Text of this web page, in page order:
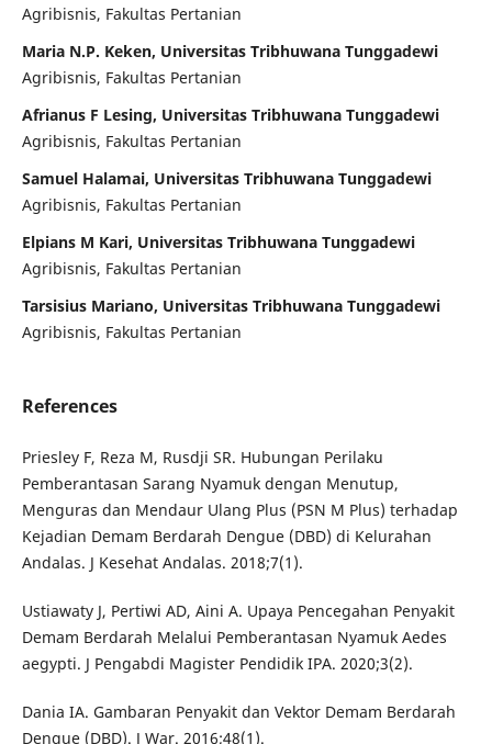
Agribisnis, Fakultas Pertanian
Maria N.P. Keken, Universitas Tribhuwana Tunggadewi
Agribisnis, Fakultas Pertanian
Afrianus F Lesing, Universitas Tribhuwana Tunggadewi
Agribisnis, Fakultas Pertanian
Samuel Halamai, Universitas Tribhuwana Tunggadewi
Agribisnis, Fakultas Pertanian
Elpians M Kari, Universitas Tribhuwana Tunggadewi
Agribisnis, Fakultas Pertanian
Tarsisius Mariano, Universitas Tribhuwana Tunggadewi
Agribisnis, Fakultas Pertanian
References
Priesley F, Reza M, Rusdji SR. Hubungan Perilaku
Pemberantasan Sarang Nyamuk dengan Menutup,
Menguras dan Mendaur Ulang Plus (PSN M Plus) terhadap
Kejadian Demam Berdarah Dengue (DBD) di Kelurahan
Andalas. J Kesehat Andalas. 2018;7(1).
Ustiawaty J, Pertiwi AD, Aini A. Upaya Pencegahan Penyakit
Demam Berdarah Melalui Pemberantasan Nyamuk Aedes
aegypti. J Pengabdi Magister Pendidik IPA. 2020;3(2).
Dania IA. Gambaran Penyakit dan Vektor Demam Berdarah
Dengue (DBD). J War. 2016;48(1).